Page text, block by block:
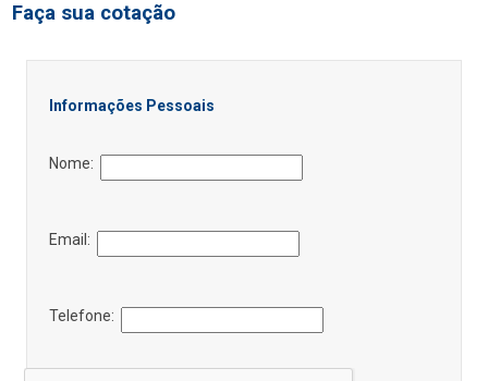
Faça sua cotação
Informações Pessoais
Nome:
Email:
Telefone: